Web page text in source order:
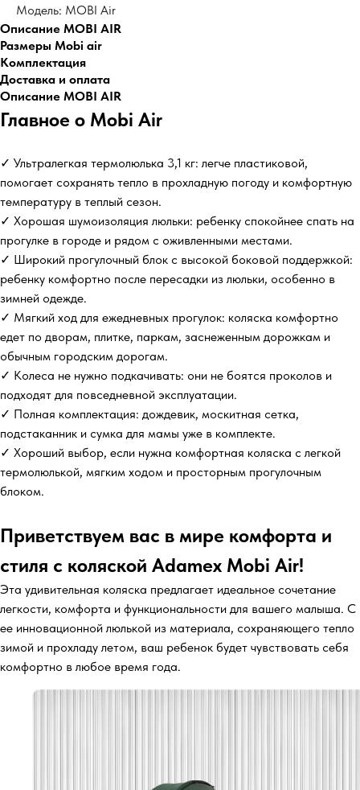
Модель: MOBI Air
Описание MOBI AIR
Размеры Mobi air
Комплектация
Доставка и оплата
Описание MOBI AIR
Главное о Mobi Air
✓ Ультралегкая термолюлька 3,1 кг: легче пластиковой,
помогает сохранять тепло в прохладную погоду и комфортную
температуру в теплый сезон.
✓ Хорошая шумоизоляция люльки: ребенку спокойнее спать на
прогулке в городе и рядом с оживленными местами.
✓ Широкий прогулочный блок с высокой боковой поддержкой:
ребенку комфортно после пересадки из люльки, особенно в
зимней одежде.
✓ Мягкий ход для ежедневных прогулок: коляска комфортно
едет по дворам, плитке, паркам, заснеженным дорожкам и
обычным городским дорогам.
✓ Колеса не нужно подкачивать: они не боятся проколов и
подходят для повседневной эксплуатации.
✓ Полная комплектация: дождевик, москитная сетка,
подстаканник и сумка для мамы уже в комплекте.
✓ Хороший выбор, если нужна комфортная коляска с легкой
термолюлькой, мягким ходом и просторным прогулочным
блоком.
Приветствуем вас в мире комфорта и
стиля с коляской Adamex Mobi Air!
Эта удивительная коляска предлагает идеальное сочетание
легкости, комфорта и функциональности для вашего малыша. С
ее инновационной люлькой из материала, сохраняющего тепло
зимой и прохладу летом, ваш ребенок будет чувствовать себя
комфортно в любое время года.